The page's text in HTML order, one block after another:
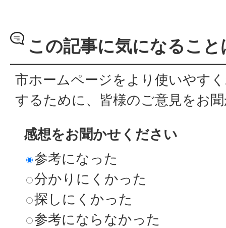
この記事に気になるこ
市ホームページをより使いやす
するために、皆様のご意見をお
感想をお聞かせください
参考になった
分かりにくかった
探しにくかった
参考にならなかった